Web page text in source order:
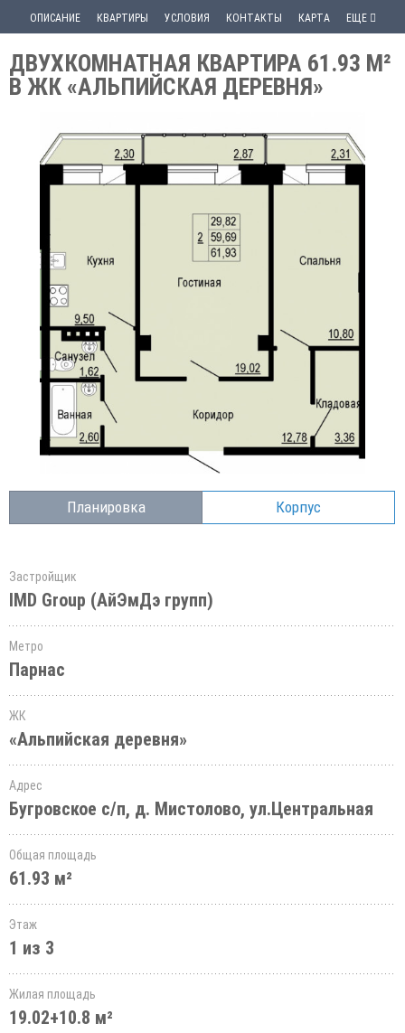
ОПИСАНИЕ КВАРТИРЫ УСЛОВИЯ КОНТАКТЫ КАРТА ЕЩЕ
ДВУХКОМНАТНАЯ КВАРТИРА 61.93 М²
В ЖК «АЛЬПИЙСКАЯ ДЕРЕВНЯ»
Планировка Корпус
Застройщик
IMD Group (АйЭмДэ групп)
Метро
Парнас
ЖК
«Альпийская деревня»
Адрес
Бугровское с/п, д. Мистолово, ул.Центральная
Общая площадь
61.93 м²
Этаж
1 из 3
Жилая площадь
19.02+10.8 м²